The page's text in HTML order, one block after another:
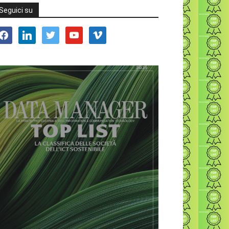
su
linkedin twitter youtube vimeo